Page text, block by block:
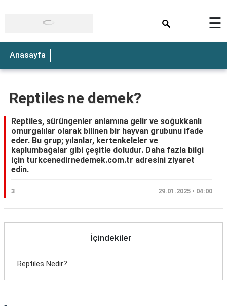
☰
Anasayfa
Reptiles ne demek?
Reptiles, sürüngenler anlamına gelir ve soğukkanlı
omurgalılar olarak bilinen bir hayvan grubunu ifade
eder. Bu grup; yılanlar, kertenkeleler ve
kaplumbağalar gibi çeşitle doludur. Daha fazla bilgi
için turkcenedirnedemek.com.tr adresini ziyaret
edin.
3 29.01.2025 • 04:00
İçindekiler
Reptiles Nedir?